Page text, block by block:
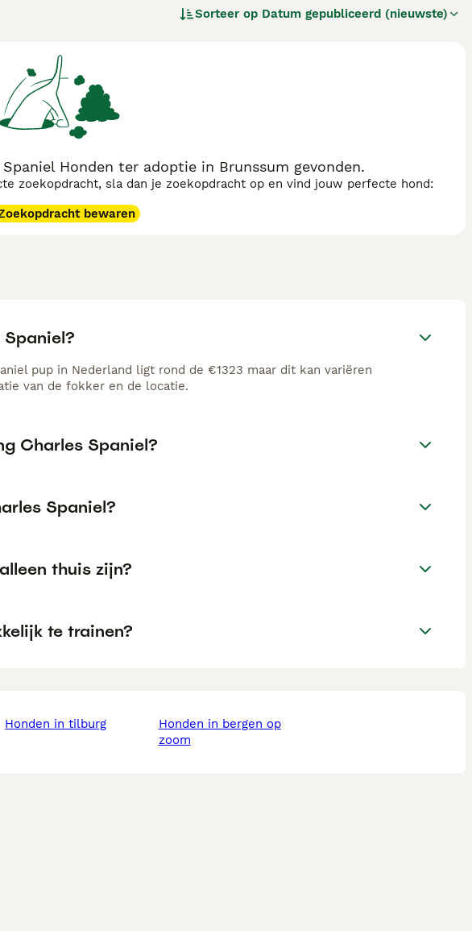
neus.
Sorteer op Datum gepubliceerd (nieuwste)
Honden ter adoptie in Brunssum gevonden.
zoekopdracht, sla dan je zoekopdracht op en vind jouw perfecte hond:
bewaren
pup in Nederland ligt rond de €1323 maar dit kan variëren
van de fokker en de locatie.
Charles Spaniel?
Spaniel?
thuis zijn?
te trainen?
honden in tilburg
honden in bergen op
zoom